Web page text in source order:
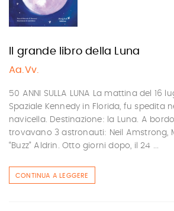
Il grande libro della Luna
Aa.Vv.
50 ANNI SULLA LUNA La mattina del 16
Spaziale Kennedy in Florida, fu spedita
navicella. Destinazione: la Luna. A bordo
trovavano 3 astronauti: Neil Amstrong,
“Buzz” Aldrin. Otto giorni dopo, il 24 ...
CONTINUA A LEGGERE